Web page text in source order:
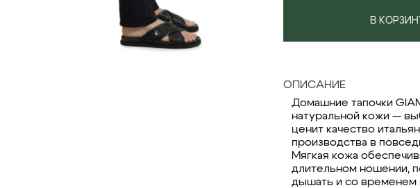
В
ОПИСАНИЕ
Домашние тапочки
натуральной кожи —
ценит качество
производства в
Мягкая кожа
длительном ношении,
дышать и со временем